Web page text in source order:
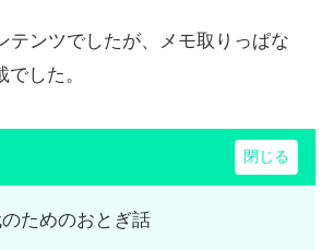
テンツでしたが、メモ取りっぱな
した。
ためのおとぎ話